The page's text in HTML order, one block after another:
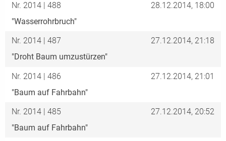
Nr. 2014 | 488
"Wasserrohrbruch"
28.12.2014, 18:00
Nr. 2014 | 487
"Droht Baum umzustürzen"
27.12.2014, 21:18
Nr. 2014 | 486
"Baum auf Fahrbahn"
27.12.2014, 21:01
Nr. 2014 | 485
"Baum auf Fahrbahn"
27.12.2014, 20:52